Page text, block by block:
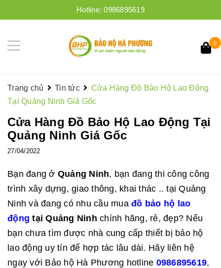
Hotline:0986895619
0
Trang chủ Tin tức
Cửa Hàng Đồ Bảo Hộ Lao Động
Tại Quảng Ninh Giá Gốc
Cửa Hàng Đồ Bảo Hộ Lao Động Tại
Quảng Ninh Giá Gốc
27/04/2022
Bạn đang ở Quảng Ninh, bạn đang thi công công
trình xây dựng, giao thông, khai thác .. tại Quảng
Ninh và đang có nhu cầu mua đồ bảo hộ lao
động tại Quảng Ninh chính hãng, rẻ, đẹp? Nếu
bạn chưa tìm được nhà cung cấp thiết bị bảo hộ
lao động uy tín để hợp tác lâu dài. Hãy liên hệ
ngay với Bảo hộ Hà Phương hotline 0986895619,